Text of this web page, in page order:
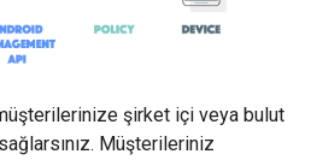
şirket içi veya bulut
Müşterileriniz